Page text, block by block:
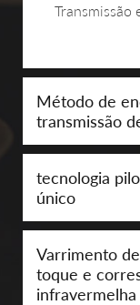
Transmissão
Método de
transmissão
tecnologia
único
Varrimento
toque e
infravermelha